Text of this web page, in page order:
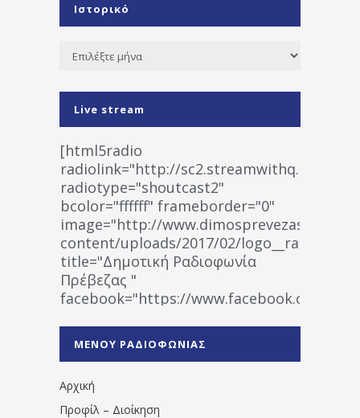
Ιστορικό
Ιστορικό
Live stream
[html5radio
radiolink="http://
radiotype="shoutcast2"
bcolor="ffffff" frameborder="0"
image="http://www.dimosprevezas.gr/wp-
content/uploads/2017/02/
title="Δημοτική Ραδιοφωνία
Πρέβεζας "
facebook="https://www.facebook.com/
1531194763766854/" artist="" ]
ΜΕΝΟΥ ΡΑΔΙΟΦΩΝΙΑΣ
Αρχική
Προφίλ – Διοίκηση